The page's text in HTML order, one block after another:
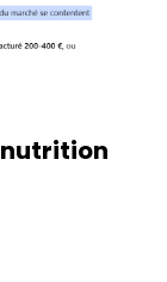
nutrition